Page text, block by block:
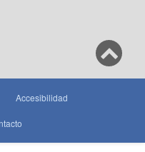
Accesibilidad